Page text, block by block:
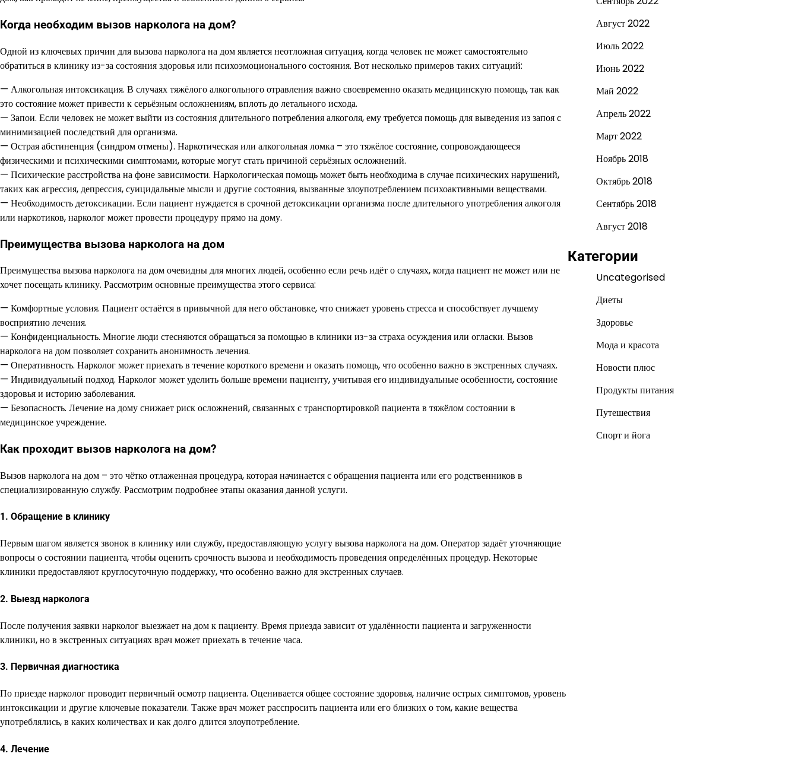
Когда необходим вызов нарколога на дом?
Одной из ключевых причин для вызова нарколога на дом является неотложная ситуация, когда человек не может самостоятельно
обратиться в клинику из-за состояния здоровья или психоэмоционального состояния. Вот несколько примеров таких ситуаций:
— Алкогольная интоксикация. В случаях тяжёлого алкогольного отравления важно своевременно оказать медицинскую помощь, так как
это состояние может привести к серьёзным осложнениям, вплоть до летального исхода.
— Запои. Если человек не может выйти из состояния длительного потребления алкоголя, ему требуется помощь для выведения из запоя с
минимизацией последствий для организма.
— Острая абстиненция (синдром отмены). Наркотическая или алкогольная ломка – это тяжёлое состояние, сопровождающееся
физическими и психическими симптомами, которые могут стать причиной серьёзных осложнений.
— Психические расстройства на фоне зависимости. Наркологическая помощь может быть необходима в случае психических нарушений,
таких как агрессия, депрессия, суицидальные мысли и другие состояния, вызванные злоупотреблением психоактивными веществами.
— Необходимость детоксикации. Если пациент нуждается в срочной детоксикации организма после длительного употребления алкоголя
или наркотиков, нарколог может провести процедуру прямо на дому.
Преимущества вызова нарколога на дом
Преимущества вызова нарколога на дом очевидны для многих людей, особенно если речь идёт о случаях, когда пациент не может или не
хочет посещать клинику. Рассмотрим основные преимущества этого сервиса:
— Комфортные условия. Пациент остаётся в привычной для него обстановке, что снижает уровень стресса и способствует лучшему
восприятию лечения.
— Конфиденциальность. Многие люди стесняются обращаться за помощью в клиники из-за страха осуждения или огласки. Вызов
нарколога на дом позволяет сохранить анонимность лечения.
— Оперативность. Нарколог может приехать в течение короткого времени и оказать помощь, что особенно важно в экстренных случаях.
— Индивидуальный подход. Нарколог может уделить больше времени пациенту, учитывая его индивидуальные особенности, состояние
здоровья и историю заболевания.
— Безопасность. Лечение на дому снижает риск осложнений, связанных с транспортировкой пациента в тяжёлом состоянии в
медицинское учреждение.
Как проходит вызов нарколога на дом?
Вызов нарколога на дом – это чётко отлаженная процедура, которая начинается с обращения пациента или его родственников в
специализированную службу. Рассмотрим подробнее этапы оказания данной услуги.
1. Обращение в клинику
Первым шагом является звонок в клинику или службу, предоставляющую услугу вызова нарколога на дом. Оператор задаёт уточняющие
вопросы о состоянии пациента, чтобы оценить срочность вызова и необходимость проведения определённых процедур. Некоторые
клиники предоставляют круглосуточную поддержку, что особенно важно для экстренных случаев.
2. Выезд нарколога
После получения заявки нарколог выезжает на дом к пациенту. Время приезда зависит от удалённости пациента и загруженности
клиники, но в экстренных ситуациях врач может приехать в течение часа.
3. Первичная диагностика
По приезде нарколог проводит первичный осмотр пациента. Оценивается общее состояние здоровья, наличие острых симптомов, уровень
интоксикации и другие ключевые показатели. Также врач может расспросить пациента или его близких о том, какие вещества
употреблялись, в каких количествах и как долго длится злоупотребление.
4. Лечение
Август 2022
Июль 2022
Июнь 2022
Май 2022
Апрель 2022
Март 2022
Ноябрь 2018
Октябрь 2018
Сентябрь 2018
Август 2018
Категории
Uncategorised
Диеты
Здоровье
Мода и красота
Новости плюс
Продукты питания
Путешествия
Спорт и йога